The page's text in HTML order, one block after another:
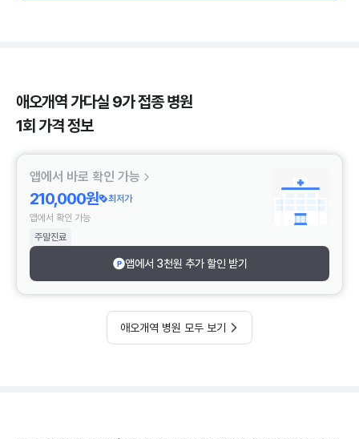
애오개역 가다실 9가 접종 병원
1회 가격 정보
앱에서 바로 확인 가능
210,000원
최저가
앱에서 확인 가능
주말진료
앱에서 3천원 추가 할인 받기
애오개역 병원 모두 보기